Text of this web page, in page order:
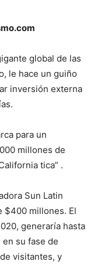
global de las
le hace un guiño
inversión externa
para un
millones de
tica” .
Sun Latin
$400 millones. El
generaría hasta
su fase de
visitantes, y